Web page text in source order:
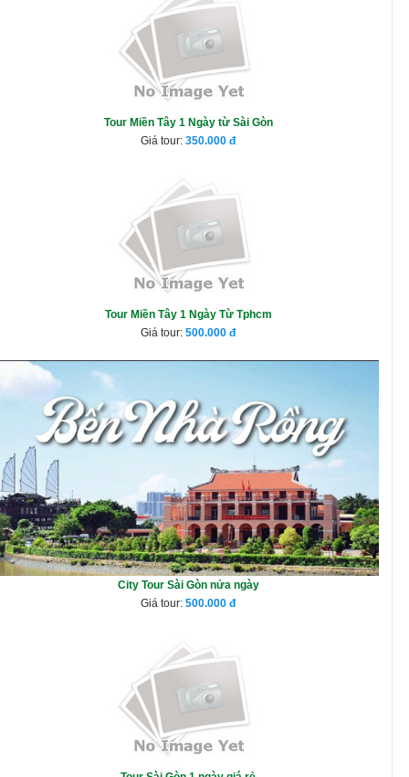
Tour Miền Tây 1 Ngày từ Sài Gòn
Giá tour: 350.000
Tour Miền Tây 1 Ngày Từ Tphcm
Giá tour: 500.000
City Tour Sài Gòn nửa ngày
Giá tour: 500.000